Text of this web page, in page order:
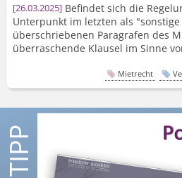
26.03.2025 Befindet sich die
Unterpunkt im letzten als
überschriebenen Paragrafen des
überraschende Klausel im Sinne
Mietrecht